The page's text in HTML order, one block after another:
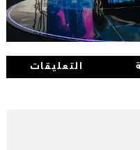
التعليقات